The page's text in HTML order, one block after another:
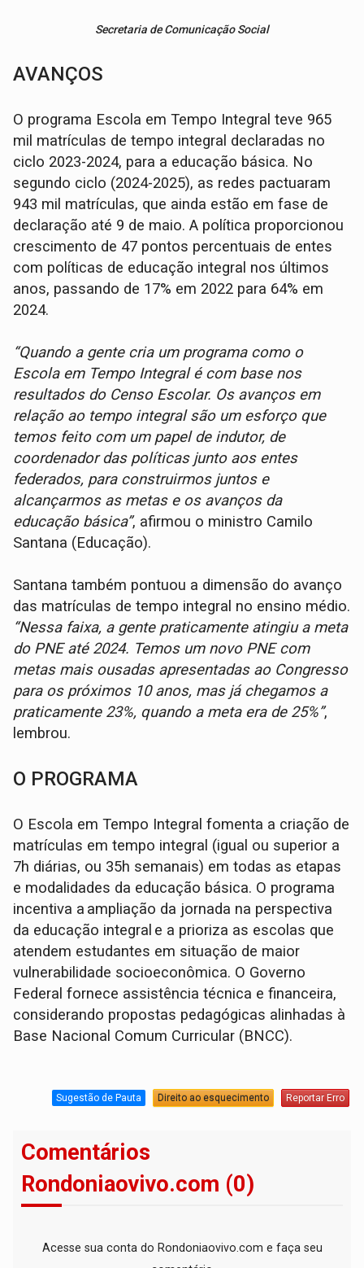
Secretaria de Comunicação Social
AVANÇOS
O programa Escola em Tempo Integral teve 965
mil matrículas de tempo integral declaradas no
ciclo 2023-2024, para a educação básica. No
segundo ciclo (2024-2025), as redes pactuaram
943 mil matrículas, que ainda estão em fase de
declaração até 9 de maio. A política proporcionou
crescimento de 47 pontos percentuais de entes
com políticas de educação integral nos últimos
anos, passando de 17% em 2022 para 64% em
2024.
“Quando a gente cria um programa como o
Escola em Tempo Integral é com base nos
resultados do Censo Escolar. Os avanços em
relação ao tempo integral são um esforço que
temos feito com um papel de indutor, de
coordenador das políticas junto aos entes
federados, para construirmos juntos e
alcançarmos as metas e os avanços da
educação básica”, afirmou o ministro Camilo
Santana (Educação).
Santana também pontuou a dimensão do avanço
das matrículas de tempo integral no ensino médio.
“Nessa faixa, a gente praticamente atingiu a meta
do PNE até 2024. Temos um novo PNE com
metas mais ousadas apresentadas ao Congresso
para os próximos 10 anos, mas já chegamos a
praticamente 23%, quando a meta era de 25%”,
lembrou.
O PROGRAMA
O Escola em Tempo Integral fomenta a criação de
matrículas em tempo integral (igual ou superior a
7h diárias, ou 35h semanais) em todas as etapas
e modalidades da educação básica. O programa
incentiva a ampliação da jornada na perspectiva
da educação integral e a prioriza as escolas que
atendem estudantes em situação de maior
vulnerabilidade socioeconômica. O Governo
Federal fornece assistência técnica e financeira,
considerando propostas pedagógicas alinhadas à
Base Nacional Comum Curricular (BNCC).
Sugestão de Pauta Direito ao esquecimento Reportar Erro
Comentários
Rondoniaovivo.com (0)
Acesse sua conta do Rondoniaovivo.com e faça seu